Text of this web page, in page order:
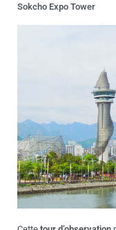
Sokcho Expo Tower